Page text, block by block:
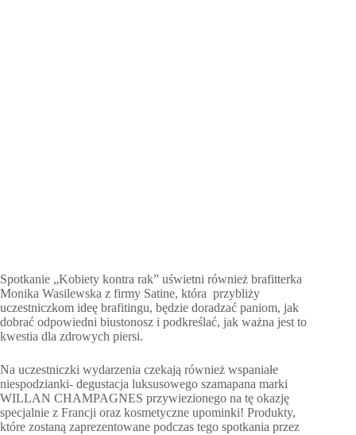
Spotkanie „Kobiety kontra rak” uświetni również brafitterka
Monika Wasilewska z firmy Satine, która przybliży
uczestniczkom ideę brafitingu, będzie doradzać paniom, jak
dobrać odpowiedni biustonosz i podkreślać, jak ważna jest to
kwestia dla zdrowych piersi.
Na uczestniczki wydarzenia czekają również wspaniałe
niespodzianki- degustacja luksusowego szamapana marki
WILLAN CHAMPAGNES przywiezionego na tę okazję
specjalnie z Francji oraz kosmetyczne upominki! Produkty,
które zostaną zaprezentowane podczas tego spotkania przez